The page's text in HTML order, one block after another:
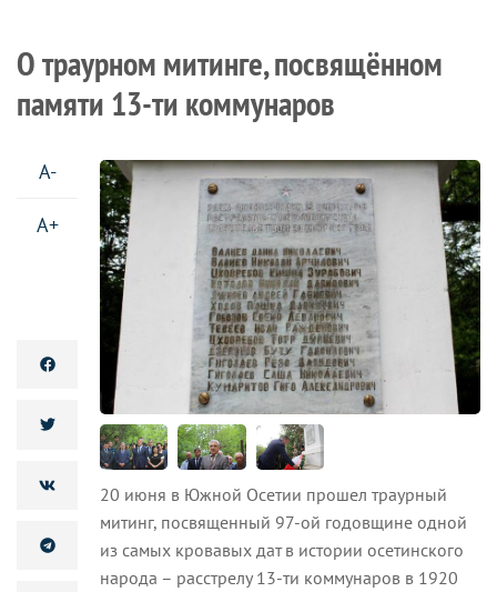
О траурном митинге, посвящённом
памяти 13-ти коммунаров
A-
A+
20 июня в Южной Осетии прошел траурный
митинг, посвященный 97-ой годовщине одной
из самых кровавых дат в истории осетинского
народа – расстрелу 13-ти коммунаров в 1920